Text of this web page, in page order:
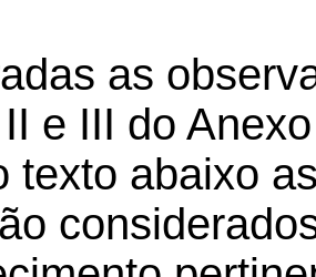
as
e III do
texto abaixo